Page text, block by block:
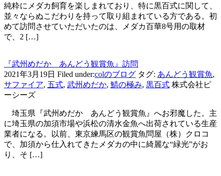
純粋にメダカ飼育を楽しまれており、特に黒百式に関して、
並々ならぬこだわりを持って取り組まれている方である。初
めて訪問させていただいたのは、メダカ百華8号用の取材
で、2 […]
『武州めだか あんどう観賞魚』訪問
2021年3月19日 Filed under:colのブログ タグ: あんどう観賞魚,
サファイア, 五式, 武州めだか, 鯖の極み, 黒百式 株式会社ピ
ーシーズ
埼玉県『武州めだか あんどう観賞魚』へお邪魔した。主
に埼玉県の加須市場や浜松の清水金魚へ出荷されている生産
業者になる。以前、東京練馬区の観賞魚問屋（株）クロコ
で、加須から仕入れてきたメダカの中に綺麗な“緑光”がお
り、そ […]